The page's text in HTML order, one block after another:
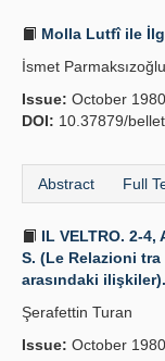
Principles
Publication
Guidelines
Contact Us
Molla Lutfî ile
İsmet Parmaksızoğlu
Issue: October
DOI: 10.37879/
Abstract Full
IL VELTRO. 2-
S. (Le Relazioni
arasındaki ilişkiler).
Şerafettin Turan
Issue: October